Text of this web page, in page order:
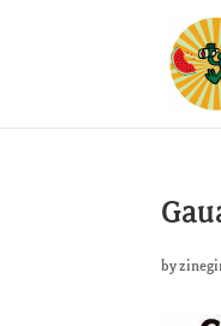
by